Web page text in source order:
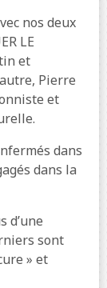
nos deux
LE
et
Pierre
et
dans
dans la
d’une
sont
» et